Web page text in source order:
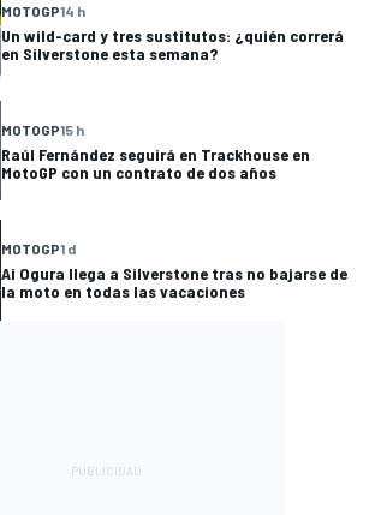
MOTOGP14 h
Un wild-card y tres sustitutos: ¿quién correrá
en Silverstone esta semana?
MOTOGP15 h
Raúl Fernández seguirá en Trackhouse en
MotoGP con un contrato de dos años
MOTOGP1 d
Ai Ogura llega a Silverstone tras no bajarse de
la moto en todas las vacaciones